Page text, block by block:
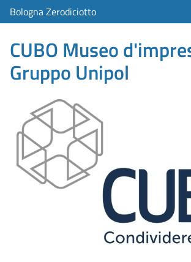
Bologna Zerodiciotto
CUBO Museo
Gruppo Unipol